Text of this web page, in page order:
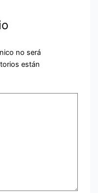
no será
están